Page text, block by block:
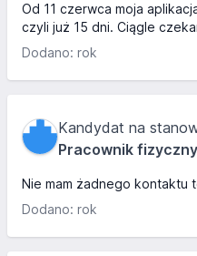
Od 11 czerwca moja
czyli już 15 dni. Ciągle
Dodano: rok
Kandydat na
Pracownik fizyczny
Nie mam żadnego kontaktu
Dodano: rok